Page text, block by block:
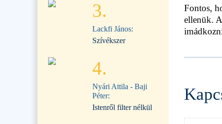
Fontos,
ellenük. A
3.
Lackfi János:
Szívékszer
4.
Nyári Attila - Baji
Péter:
Istenről filter nélkül